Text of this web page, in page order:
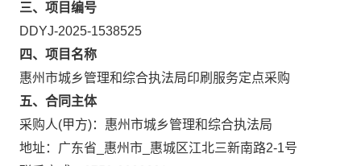
三、项目编号
DDYJ-2025-1538525
四、项目名称
惠州市城乡管理和综合执法局印刷服务定点采购
五、合同主体
采购人(甲方)：惠州市城乡管理和综合执法局
地址：广东省_惠州市_惠城区江北三新南路2-1号